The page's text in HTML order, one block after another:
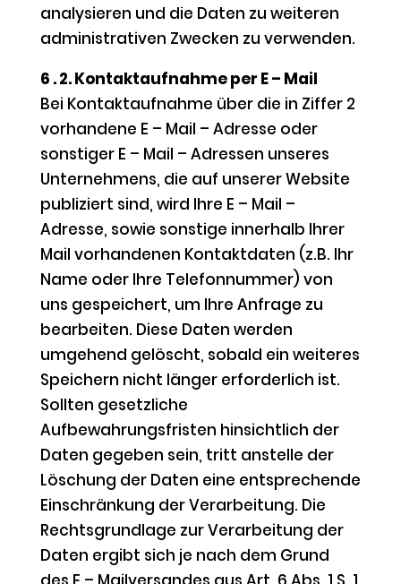
analysieren und die Daten zu weiteren
administrativen Zwecken zu verwenden.
6 . 2. Kontaktaufnahme per E – Mail
Bei Kontaktaufnahme über die in Ziffer 2
vorhandene E – Mail – Adresse oder
sonstiger E – Mail – Adressen unseres
Unternehmens, die auf unserer Website
publiziert sind, wird Ihre E – Mail –
Adresse, sowie sonstige innerhalb Ihrer
Mail vorhandenen Kontaktdaten (z.B. Ihr
Name oder Ihre Telefonnummer) von
uns gespeichert, um Ihre Anfrage zu
bearbeiten. Diese Daten werden
umgehend gelöscht, sobald ein weiteres
Speichern nicht länger erforderlich ist.
Sollten gesetzliche
Aufbewahrungsfristen hinsichtlich der
Daten gegeben sein, tritt anstelle der
Löschung der Daten eine entsprechende
Einschränkung der Verarbeitung. Die
Rechtsgrundlage zur Verarbeitung der
Daten ergibt sich je nach dem Grund